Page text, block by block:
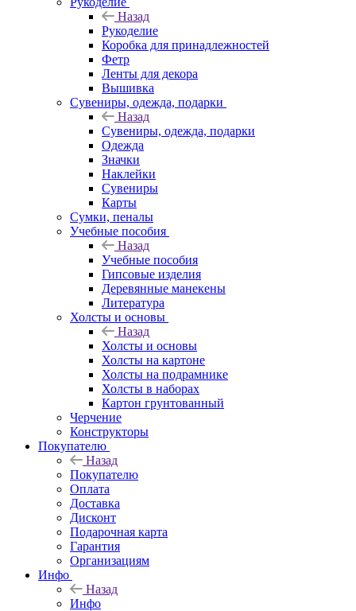
Назад
Рукоделие
Коробка для принадлежностей
Фетр
Ленты для декора
Вышивка
Сувениры, одежда, подарки
Назад
Сувениры, одежда, подарки
Одежда
Значки
Наклейки
Сувениры
Карты
Сумки, пеналы
Учебные пособия
Назад
Учебные пособия
Гипсовые изделия
Деревянные манекены
Литература
Холсты и основы
Назад
Холсты и основы
Холсты на картоне
Холсты на подрамнике
Холсты в наборах
Картон грунтованный
Черчение
Конструкторы
Покупателю
Назад
Покупателю
Оплата
Доставка
Дисконт
Подарочная карта
Гарантия
Организациям
Инфо
Назад
Инфо